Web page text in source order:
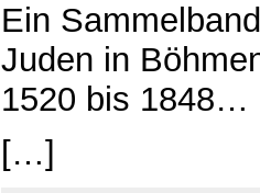
Ein
Juden in
1520 bis 1848…
[…]